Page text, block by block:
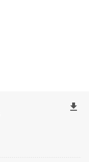
file_download